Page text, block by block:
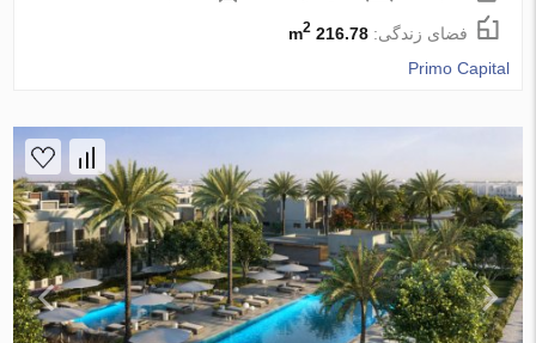
فضای زندگی:216.78 m
2
Primo Capital